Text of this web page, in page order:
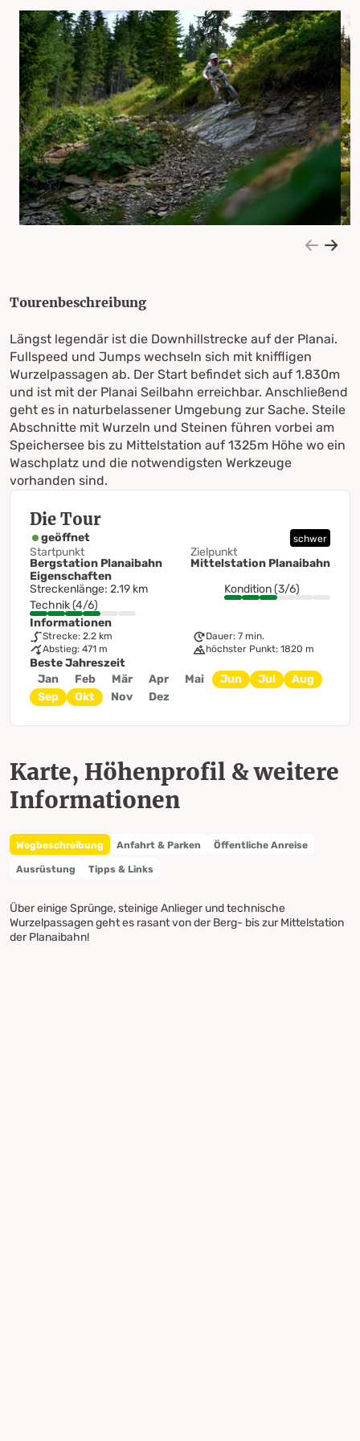
Tourenbeschreibung
Längst legendär ist die Downhillstrecke auf der Planai.
Fullspeed und Jumps wechseln sich mit kniffligen
Wurzelpassagen ab. Der Start befindet sich auf 1.830m
und ist mit der Planai Seilbahn erreichbar. Anschließend
geht es in naturbelassener Umgebung zur Sache. Steile
Abschnitte mit Wurzeln und Steinen führen vorbei am
Speichersee bis zu Mittelstation auf 1325m Höhe wo ein
Waschplatz und die notwendigsten Werkzeuge
vorhanden sind.
Die Tour
geöffnet schwer
Startpunkt
Bergstation Planaibahn
Zielpunkt
Mittelstation Planaibahn
Eigenschaften
Streckenlänge: 2.19 km
Kondition (3/6)
Technik (4/6)
Informationen
Strecke: 2.2 km
Dauer: 7 min.
Abstieg: 471 m
höchster Punkt: 1820 m
Beste Jahreszeit
Jan
Feb Mär Apr Mai Jun Jul
Aug
Sep
Okt Nov Dez
Karte, Höhenprofil & weitere
Informationen
Wegbeschreibung Anfahrt & Parken Öffentliche Anreise
Ausrüstung Tipps & Links
Über einige Sprünge, steinige Anlieger und technische
Wurzelpassagen geht es rasant von der Berg- bis zur Mittelstation
der Planaibahn!